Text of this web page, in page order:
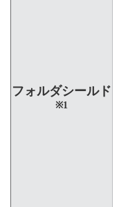
フォルダシールド
※1